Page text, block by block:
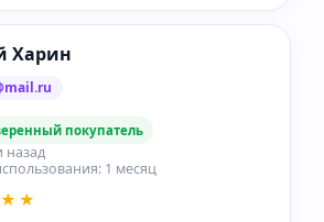
Харин
покупатель
назад
1 месяц